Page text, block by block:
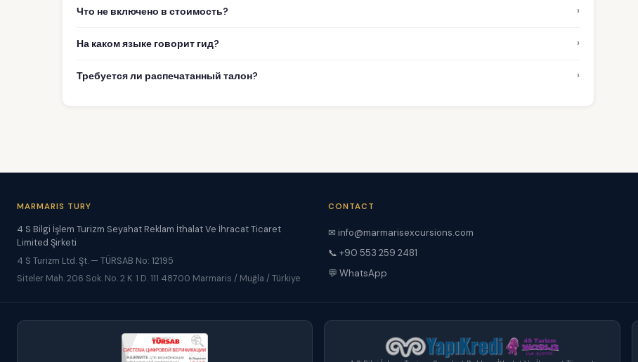
Что не включено в стоимость? ›
На каком языке говорит гид? ›
Требуется ли распечатанный талон? ›
MARMARIS TURY
4 S Bilgi İşlem Turizm Seyahat Reklam İthalat Ve İhracat Ticaret
Limited Şirketi
4 S Turizm Ltd. Şt. — TÜRSAB No: 12195
Siteler Mah. 206 Sok. No. 2 K. 1 D. 111 48700 Marmaris / Muğla / Türkiye
CONTACT
✉ info@marmarisexcursions.com
📞 +90 553 259 2481
💬 WhatsApp